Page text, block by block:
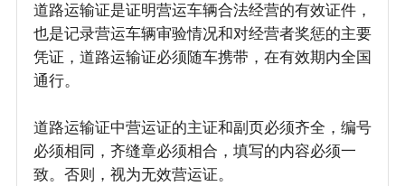
道路运输证是证明营运车辆合法经营的有效证件，
也是记录营运车辆审验情况和对经营者奖惩的主要
凭证，道路运输证必须随车携带，在有效期内全国
通行。
道路运输证中营运证的主证和副页必须齐全，编号
必须相同，齐缝章必须相合，填写的内容必须一
致。否则，视为无效营运证。